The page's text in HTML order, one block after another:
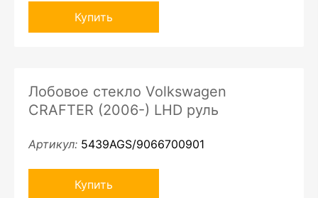
Купить
Лобовое стекло Volkswagen
CRAFTER (2006-) LHD руль
Артикул: 5439AGS/9066700901
Купить